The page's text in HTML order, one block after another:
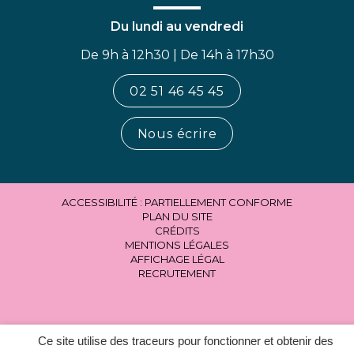
Ce site utilise des traceurs pour fonctionner et obtenir des
Du lundi au vendredi
De 9h à 12h30 | De 14h à 17h30
02 51 46 45 45
Nous écrire
ACCESSIBILITÉ : PARTIELLEMENT CONFORME
PLAN DU SITE
CRÉDITS
MENTIONS LÉGALES
AFFICHAGE LÉGAL
RECRUTEMENT